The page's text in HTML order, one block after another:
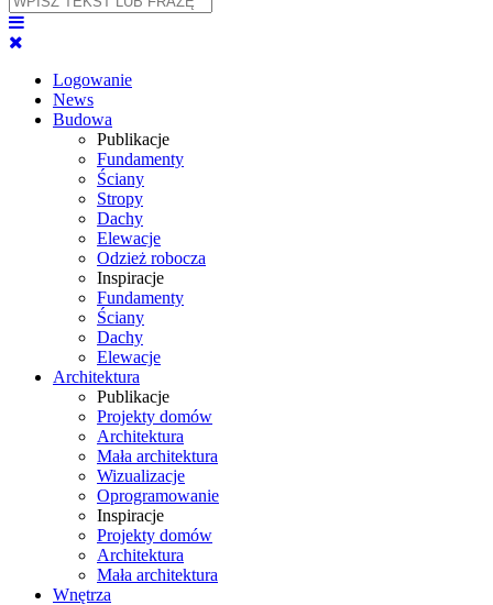
Logowanie
News
Budowa
Publikacje
Fundamenty
Ściany
Stropy
Dachy
Elewacje
Odzież robocza
Inspiracje
Fundamenty
Ściany
Dachy
Elewacje
Architektura
Publikacje
Projekty domów
Architektura
Mała architektura
Wizualizacje
Oprogramowanie
Inspiracje
Projekty domów
Architektura
Mała architektura
Wnętrza